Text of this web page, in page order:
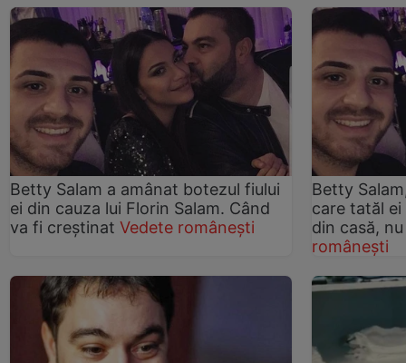
Betty Salam a amânat botezul fiului
ei din cauza lui Florin Salam. Când
va fi creștinat Vedete românești
Betty
care tatăl
din casă,
românești